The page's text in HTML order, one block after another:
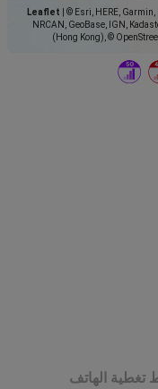
Leaflet
© Esri, HERE, Garmin,
NRCAN, GeoBase, IGN,
(Hong Kong), ©
تغطية الهاتف